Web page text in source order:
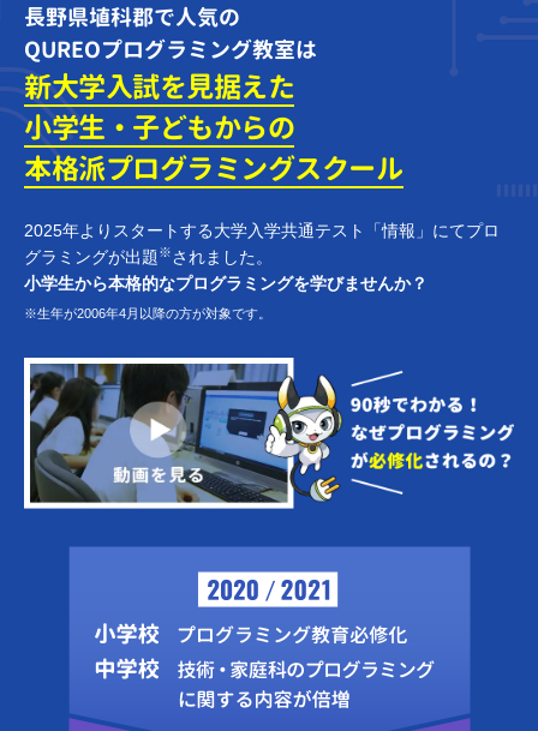
長野県埴科郡で人気の
QUREOプログラミング教室は
新大学入試を見据えた
小学生・子どもからの
本格派プログラミングスクール
2025年よりスタートする大学入学共通テスト「情報」にてプロ
グラミングが出題※されました。
小学生から本格的なプログラミングを学びませんか？
※生年が2006年4月以降の方が対象です。